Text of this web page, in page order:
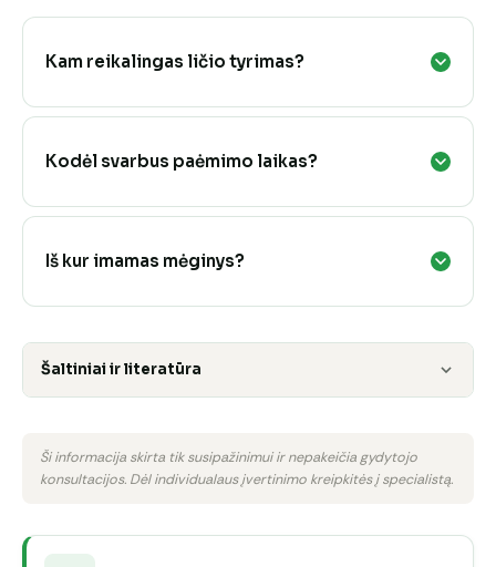
Kam reikalingas ličio tyrimas?
Kodėl svarbus paėmimo laikas?
Iš kur imamas mėginys?
Šaltiniai ir literatūra
Ši informacija skirta tik susipažinimui ir nepakeičia gydytojo
konsultacijos. Dėl individualaus įvertinimo kreipkitės į specialistą.